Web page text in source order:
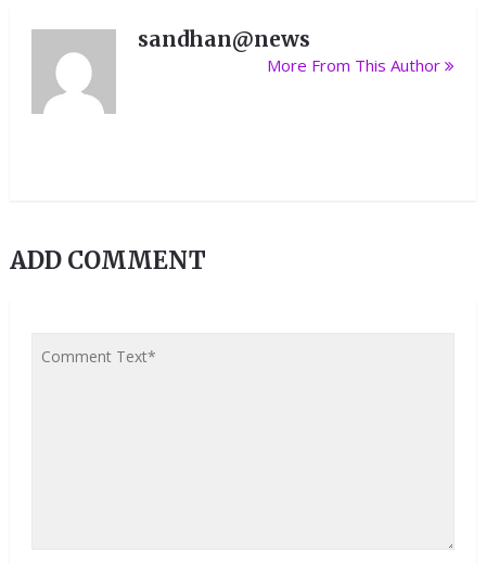
sandhan@news
More From This Author
ADD COMMENT